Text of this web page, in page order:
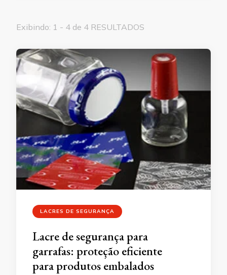
Exibindo: 1 - 4 de 4 RESULTADOS
LACRES DE SEGURANÇA
Lacre de segurança para
garrafas: proteção eficiente
para produtos embalados